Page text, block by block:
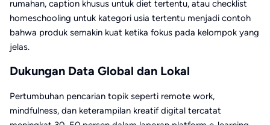
rumahan, caption khusus untuk diet tertentu, atau checklist
homeschooling untuk kategori usia tertentu menjadi contoh
bahwa produk semakin kuat ketika fokus pada kelompok yang
jelas.
Dukungan Data Global dan Lokal
Pertumbuhan pencarian topik seperti remote work,
mindfulness, dan keterampilan kreatif digital tercatat